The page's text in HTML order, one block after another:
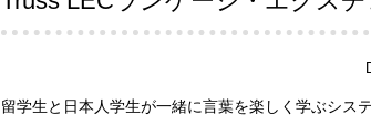
留学生と日本人学生が一緒に言葉を楽しく学ぶシステ